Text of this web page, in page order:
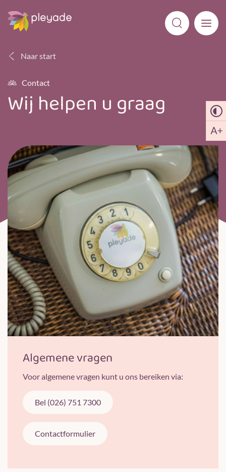
Naar start
Contact
Wij helpen u graag
Algemene vragen
Voor algemene vragen kunt u ons bereiken via:
Bel (026) 751 7300
Contactformulier